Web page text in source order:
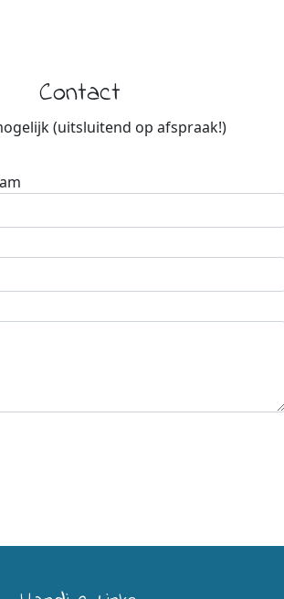
Contact
(uitsluitend op afspraak!)